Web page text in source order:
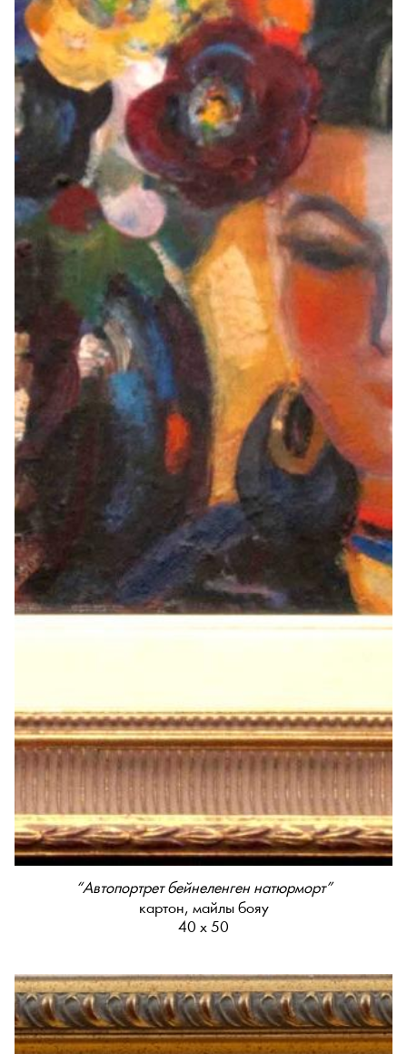
“Автопортрет бейнеленген натюрморт”
картон, майлы бояу
40 х 50